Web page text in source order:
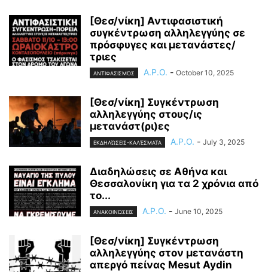
[Θεσ/νίκη] Αντιφασιστική
συγκέντρωση αλληλεγγύης σε
πρόσφυγες και μετανάστες/
τριες
ΑΝΤΙΦΑΣΙΣΜΌΣ A.P.O. - October 10, 2025
[Θεσ/νίκη] Συγκέντρωση
αλληλεγγύης στους/ις
μετανάστ(ρι)ες
ΕΚΔΗΛΏΣΕΙΣ-ΚΑΛΈΣΜΑΤΑ A.P.O. - July 3, 2025
Διαδηλώσεις σε Αθήνα και
Θεσσαλονίκη για τα 2 χρόνια από
το...
ΑΝΑΚΟΙΝΏΣΕΙΣ A.P.O. - June 10, 2025
[Θεσ/νίκη] Συγκέντρωση
αλληλεγγύης στον μετανάστη
απεργό πείνας Mesut Aydin